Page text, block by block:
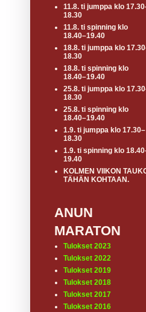
11.8. ti jumppa klo
18.30
11.8. ti spinning klo
18.40–19.40
18.8. ti jumppa klo
18.30
18.8. ti spinning klo
18.40–19.40
25.8. ti jumppa klo
18.30
25.8. ti spinning klo
18.40–19.40
1.9. ti jumppa klo 17.30–
18.30
1.9. ti spinning klo
19.40
KOLMEN VIIKON
TÄHÄN KOHTAAN.
ANUN
MARATON
Tulokset 2023
Tulokset 2022
Tulokset 2019
Tulokset 2018
Tulokset 2017
Tulokset 2016